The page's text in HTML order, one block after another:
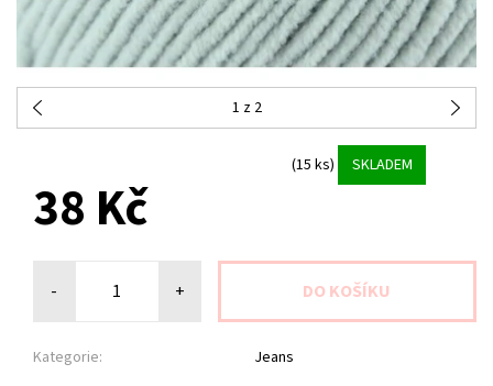
1 z 2
(15 ks) SKLADEM
38 Kč
- +
Kategorie: Jeans